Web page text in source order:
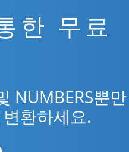
한 무료
NUMBERS뿐만
환하세요.